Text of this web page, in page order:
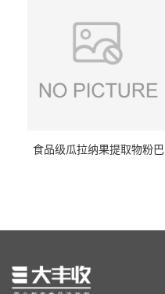
食品级瓜拉纳果提取物粉巴